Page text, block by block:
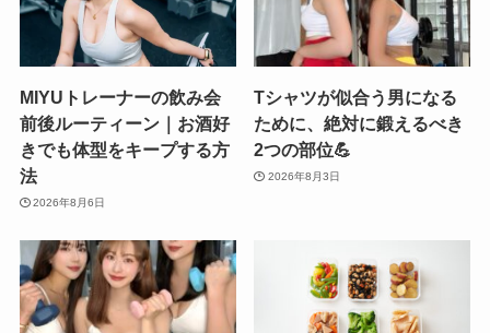
MIYUトレーナーの飲み会
前後ルーティーン｜お酒好
きでも体型をキープする方
法
2026年8月6日
Tシャツが似合う男になる
ために、絶対に鍛えるべき
2つの部位💪
2026年8月3日